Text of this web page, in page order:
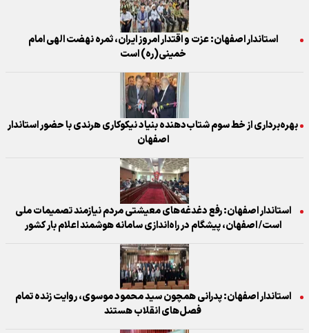
استاندار اصفهان: عزت و اقتدار امروز ایران، ثمره نهضت الهی امام
خمینی(ره) است
بهره‌برداری از خط سوم شتاب‌دهنده بنیاد نیکوکاری هرندی با حضور استاندار
اصفهان
استاندار اصفهان: رفع دغدغه‌های معیشتی مردم نیازمند تصمیمات ملی
است/ اصفهان، پیشگام در راه‌اندازی سامانه هوشمند اعلام بار کشور
استاندار اصفهان: پدرانی همچون سید محمود موسوی، روایت زنده تمام
فصل‌های انقلاب هستند